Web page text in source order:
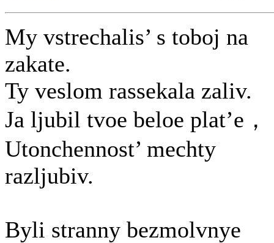
My vstrechalis’ s toboj na
zakate.
Ty veslom rassekala zaliv.
Ja ljubil tvoe beloe plat’e，
Utonchennost’ mechty
razljubiv.
Byli stranny bezmolvnye